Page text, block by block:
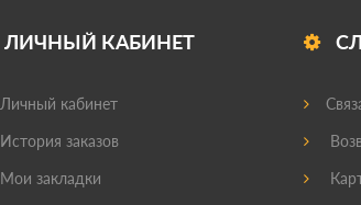
ЛИЧНЫЙ КАБИНЕТ
Личный кабинет
История заказов
Мои закладки